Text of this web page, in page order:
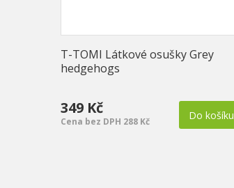
T-TOMI Látkové osušky Grey
hedgehogs
349 Kč
Cena bez DPH 288 Kč Do košíku